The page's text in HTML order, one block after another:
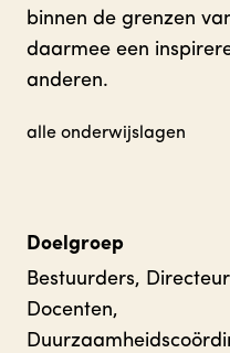
binnen de grenzen
daarmee een
anderen.
alle onderwijslagen
Doelgroep
Bestuurders,
Docenten,